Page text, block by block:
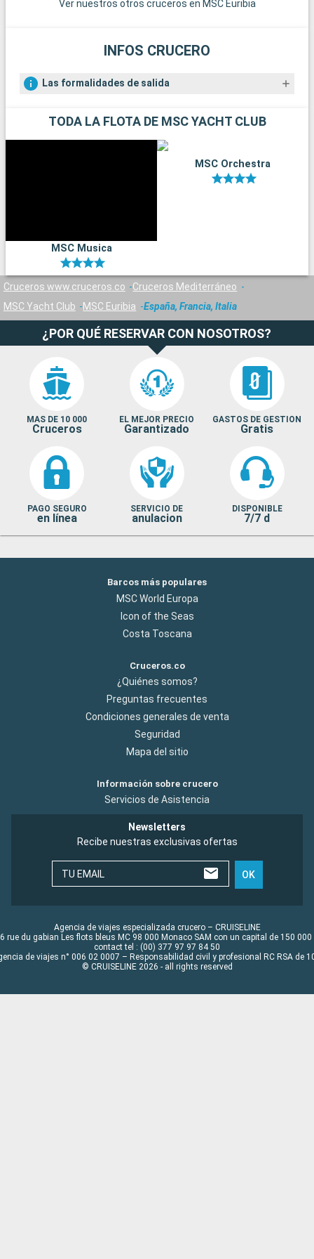
Ver nuestros otros cruceros en MSC Euribia
INFOS CRUCERO
Las formalidades de salida
TODA LA FLOTA DE MSC YACHT CLUB
MSC Musica
MSC Orchestra
Cruceros www.cruceros.co
Cruceros Mediterráneo
MSC Yacht Club
MSC Euribia España, Francia, Italia
¿POR QUÉ RESERVAR CON NOSOTROS?
MAS DE 10 000
Cruceros
EL MEJOR PRECIO
Garantizado
GASTOS DE GESTION
Gratis
PAGO SEGURO
en línea
SERVICIO DE
anulacion
DISPONIBLE
7/7 d
Barcos más populares
MSC World Europa
Icon of the Seas
Costa Toscana
Cruceros.co
¿Quiénes somos?
Preguntas frecuentes
Condiciones generales de venta
Seguridad
Mapa del sitio
Información sobre crucero
Servicios de Asistencia
Newsletters
Recibe nuestras exclusivas ofertas
TU EMAIL OK
Agencia de viajes especializada crucero – CRUISELINE
rue du gabian Les flots bleus MC 98 000 Monaco SAM con un capital de 150 000
contact tel : (00) 377 97 97 84 50
de viajes n° 006 02 0007 – Responsabilidad civil y profesional RC RSA de
© CRUISELINE 2026 - all rights reserved